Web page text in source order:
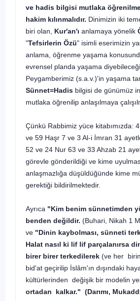
ve hadis bilgisi mutlaka
hakim kılınmalıdır. Dinimizin iki
biri olan, Kur'an'ı anlamaya yönelik
"Tefsirlerin Özü" isimli eserimizin
anlama, öğrenme yaşama
evrensel planda yaşama
Peygamberimiz (s.a.v.)'in yaşama
Sünnet=Hadis bilgisi de günümüz
mutlaka öğrenilip anlaşılmaya
Çünkü Rabbimiz yüce kitabımızda:
ve 59 Haşr 7 ve 3 Al-i İmran 31
52 ve 24 Nur 63 ve 33 Ahzab 21
görevle gönderildiği ve kime
anlaşmazlığa düşüldüğünde kime
gerektiği bildirilmektedir.
Ayrıca "Kim benim sünnetimden
benden değildir. (Buhari, Nikah 1
ve "Dinin kaybolması, sünneti
Halat nasıl ki lif lif parçalanırsa
birer birer terkedilerek (ve her
bid'at geçirilip İslâm'ın dışındaki
kültürlerinden değişik bir modelin
ortadan kalkar." (Darımı,